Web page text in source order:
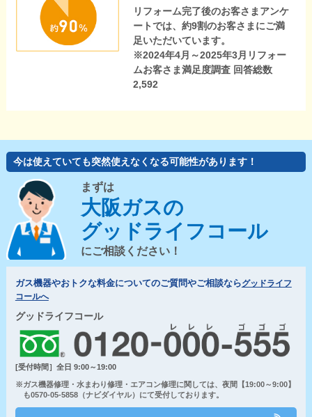
リフォーム完了後のお客さまアンケ
ートでは、約9割のお客さまにご満
足いただいています。
※2024年4月～2025年3月リフォー
ムお客さま満足度調査 回答総数
2,592
今は使えていても突然使えなくなる可能性があります！
まずは
大阪ガスの
グッドライフコール
にご相談ください！
ガス機器やおトクな料金についてのご質問やご相談ならグッドライフ
コールへ
グッドライフコール
[受付時間］全日 9:00～19:00
※ガス機器修理・水まわり修理・エアコン修理に関しては、夜間【19:00～9:00】
も0570-05-5858（ナビダイヤル）にて受付しております。